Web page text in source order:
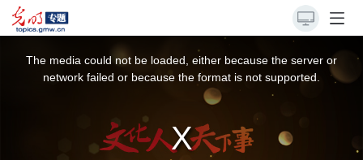
The media could not be loaded, either because the server or
network failed or because the format is not supported.